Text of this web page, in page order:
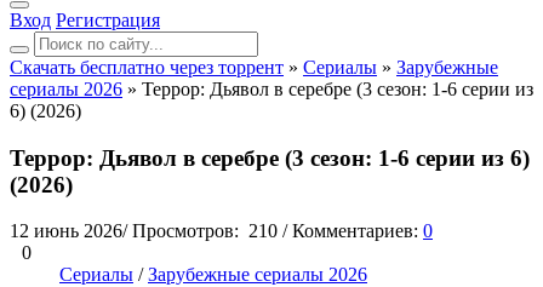
Вход Регистрация
Скачать бесплатно через торрент » Сериалы » Зарубежные
сериалы 2026 » Террор: Дьявол в серебре (3 сезон: 1-6 серии из
6) (2026)
Террор: Дьявол в серебре (3 сезон: 1-6 серии из 6)
(2026)
12 июнь 2026/ Просмотров: 210 / Комментариев: 0
0
Сериалы /Зарубежные сериалы 2026